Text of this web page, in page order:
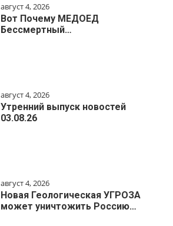
август 4, 2026
Вот Почему МЕДОЕД
Бессмертный…
август 4, 2026
Утренний выпуск новостей
03.08.26
август 4, 2026
Новая Геологическая УГРОЗА
может уничтожить Россию…